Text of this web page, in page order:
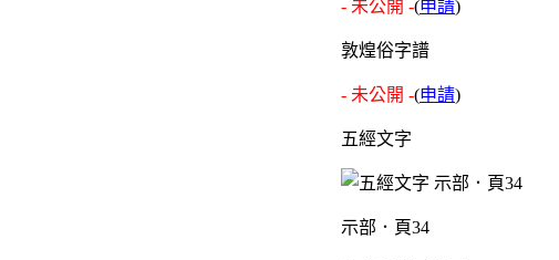
- 未公開 -(申請)
敦煌俗字譜
- 未公開 -(申請)
五經文字
示部．頁34